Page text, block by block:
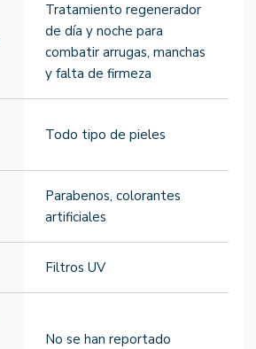
Tratamiento regenerador
de día y noche para
combatir arrugas, manchas
y falta de firmeza
Todo tipo de pieles
Parabenos, colorantes
artificiales
Filtros UV
No se han reportado